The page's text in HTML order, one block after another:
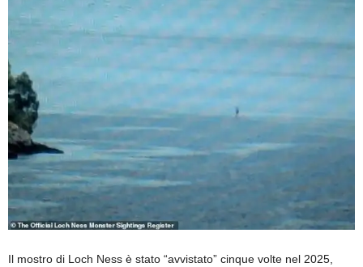
Il mostro di Loch Ness è stato “avvistato” cinque volte nel 2025,